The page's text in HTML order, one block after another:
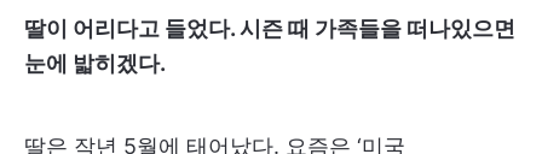
딸이 어리다고 들었다. 시즌 때 가족들을 떠나있으면
눈에 밟히겠다.
딸은 작년 5월에 태어났다. 요즘은 ‘미국